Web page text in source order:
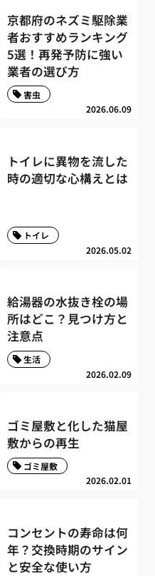
京都府のネズミ駆除業
者おすすめランキング
5選！再発予防に強い
業者の選び方
2026.06.09
害虫
トイレに異物を流した
時の適切な心構えとは
2026.05.02
トイレ
給湯器の水抜き栓の場
所はどこ？見つけ方と
注意点
2026.02.09
生活
ゴミ屋敷と化した猫屋
敷からの再生
2026.02.01
ゴミ屋敷
コンセントの寿命は何
年？交換時期のサイン
と安全な使い方